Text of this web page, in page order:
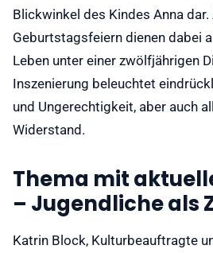
Blickwinkel des Kindes Anna dar.
Geburtstagsfeiern dienen dabei
Leben unter einer zwölfjährigen
Inszenierung beleuchtet
und Ungerechtigkeit, aber auch
Widerstand.
Thema mit
– Jugendliche als
Katrin Block, Kulturbeauftragte